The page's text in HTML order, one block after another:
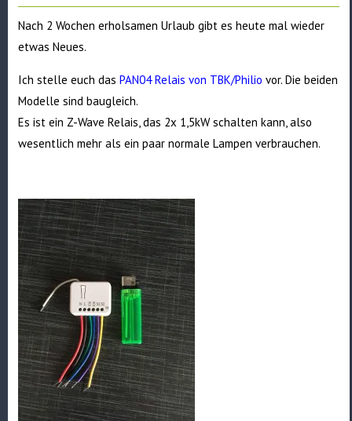
Nach 2 Wochen erholsamen Urlaub gibt es heute mal wieder
etwas Neues.
Ich stelle euch dasPAN04 Relais von TBK/Philio vor. Die beiden
Modelle sind baugleich.
Es ist ein Z-Wave Relais, das 2x 1,5kW schalten kann, also
wesentlich mehr als ein paar normale Lampen verbrauchen.